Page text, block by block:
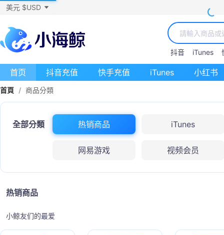
美元 $USD
抖音 iTunes
首页 抖音充值 快手充值 iTunes 小红书
首頁 / 商品分類
全部分類 热销商品 iTunes
网易游戏 视频会员
热销商品
小鲸友们的最爱